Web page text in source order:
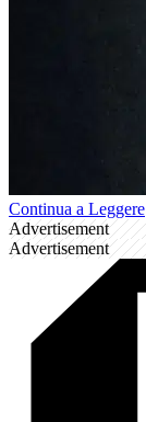
Continua a Leggere
Advertisement
Advertisement